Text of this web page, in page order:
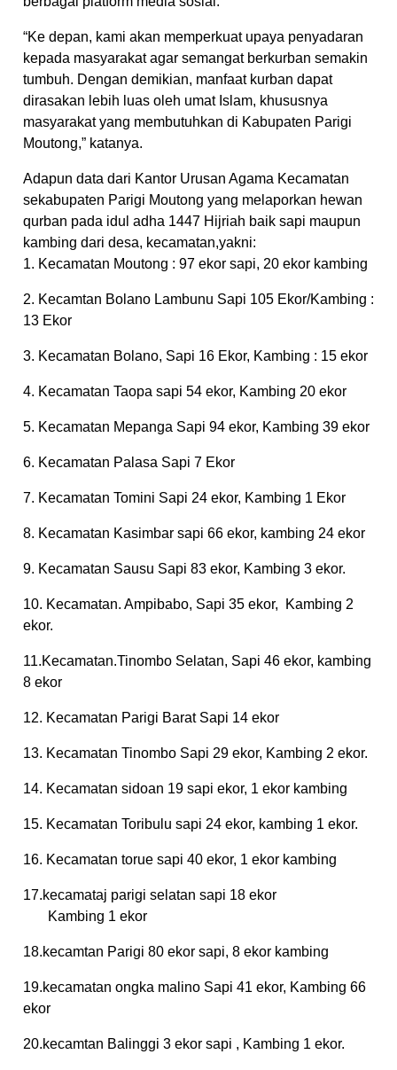
“Ke depan, kami akan memperkuat upaya penyadaran
kepada masyarakat agar semangat berkurban semakin
tumbuh. Dengan demikian, manfaat kurban dapat
dirasakan lebih luas oleh umat Islam, khususnya
masyarakat yang membutuhkan di Kabupaten Parigi
Moutong,” katanya.
Adapun data dari Kantor Urusan Agama Kecamatan
sekabupaten Parigi Moutong yang melaporkan hewan
qurban pada idul adha 1447 Hijriah baik sapi maupun
kambing dari desa, kecamatan,yakni:
1. Kecamatan Moutong : 97 ekor sapi, 20 ekor kambing
2. Kecamtan Bolano Lambunu Sapi 105 Ekor/Kambing :
13 Ekor
3. Kecamatan Bolano, Sapi 16 Ekor, Kambing : 15 ekor
4. Kecamatan Taopa sapi 54 ekor, Kambing 20 ekor
5. ⁠Kecamatan Mepanga Sapi 94 ekor, Kambing 39 ekor
6. Kecamatan Palasa Sapi 7 Ekor
7. Kecamatan Tomini Sapi 24 ekor, Kambing 1 Ekor
8. Kecamatan Kasimbar sapi 66 ekor, kambing 24 ekor
9. Kecamatan Sausu Sapi 83 ekor, Kambing 3 ekor.
10. Kecamatan. Ampibabo, Sapi 35 ekor, Kambing 2
ekor.
11.Kecamatan.Tinombo Selatan, Sapi 46 ekor, kambing
8 ekor
12. Kecamatan Parigi Barat Sapi 14 ekor
13. Kecamatan Tinombo Sapi 29 ekor, Kambing 2 ekor.
14. Kecamatan sidoan 19 sapi ekor, 1 ekor kambing
15. Kecamatan Toribulu sapi 24 ekor, kambing 1 ekor.
16. Kecamatan torue sapi 40 ekor, 1 ekor kambing
17.kecamataj parigi selatan sapi 18 ekor
Kambing 1 ekor
18.kecamtan Parigi 80 ekor sapi, 8 ekor kambing
19.kecamatan ongka malino Sapi 41 ekor, Kambing 66
ekor
20.kecamtan Balinggi 3 ekor sapi , Kambing 1 ekor.